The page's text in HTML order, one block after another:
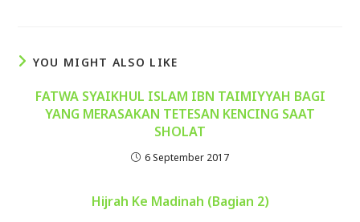
YOU MIGHT ALSO LIKE
FATWA SYAIKHUL ISLAM IBN TAIMIYYAH BAGI
YANG MERASAKAN TETESAN KENCING SAAT
SHOLAT
6 September 2017
Hijrah Ke Madinah (Bagian 2)